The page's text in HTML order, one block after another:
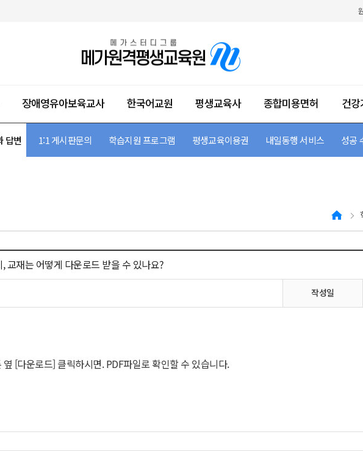
메가 다이렉트 학습설계 메가 다이렉트 학습설계 예상결과보기 수강절차방법
과목 자격증 신청 및 발급 초급 가이드
목 자격증 발급 방법 초급 가이드
장애영유아보육교사
및 이수 과목 자격증 발급 방법
한국어교원
과목 자격증 신청 및 발급 취급안내 강의실 대관 예약 초급 가이드
평생교육사
과목 자격증 발급 방법
종합미용면허
목 종합미용면허증 발급 방법
건
목
경영학위 활용정보
답변 1:1 게시판문의 학습지원 프로그램 평생교육이용권 내일동행 서비스 성공
HOME
교재는 어떻게 다운로드 받을 수 있나요?
작성일
[다운로드] 클릭하시면. PDF파일로 확인할 수 있습니다.